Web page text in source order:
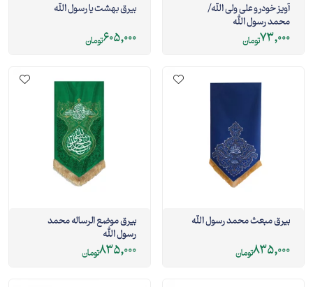
آویز خودرو علی ولی الله/
محمد رسول الله
73,000تومان
بیرق بهشت یا رسول الله
605,000تومان
بیرق مبعث محمد رسول الله
835,000تومان
بیرق موضع الرساله محمد
رسول الله
835,000تومان